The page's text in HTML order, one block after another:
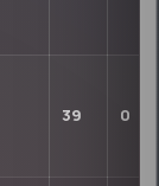
39 0